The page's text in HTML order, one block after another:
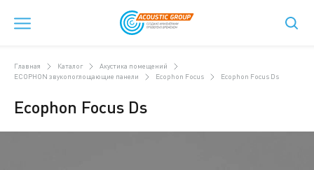
Главная Каталог
Акустика помещений
ECOPHON звукопоглощающие панели
Ecophon Focus Ecophon Focus Ds
Ecophon Focus Ds